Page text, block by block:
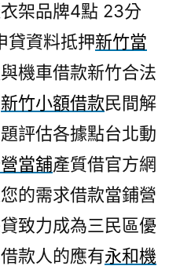
架品牌4點 23分
貸資料抵押新竹當
機車借款新竹合法
新竹小額借款民間解
評估各據點台北動
當舖產質借官方網
的需求借款當鋪營
致力成為三民區優
款人的應有永和機